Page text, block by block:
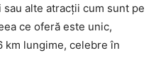
alte atracții cum sunt pe
ce oferă este unic,
km lungime, celebre în